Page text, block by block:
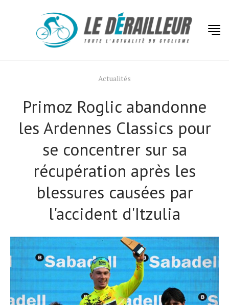
Actualités
Primoz Roglic abandonne
les Ardennes Classics pour
se concentrer sur sa
récupération après les
blessures causées par
l'accident d'Itzulia